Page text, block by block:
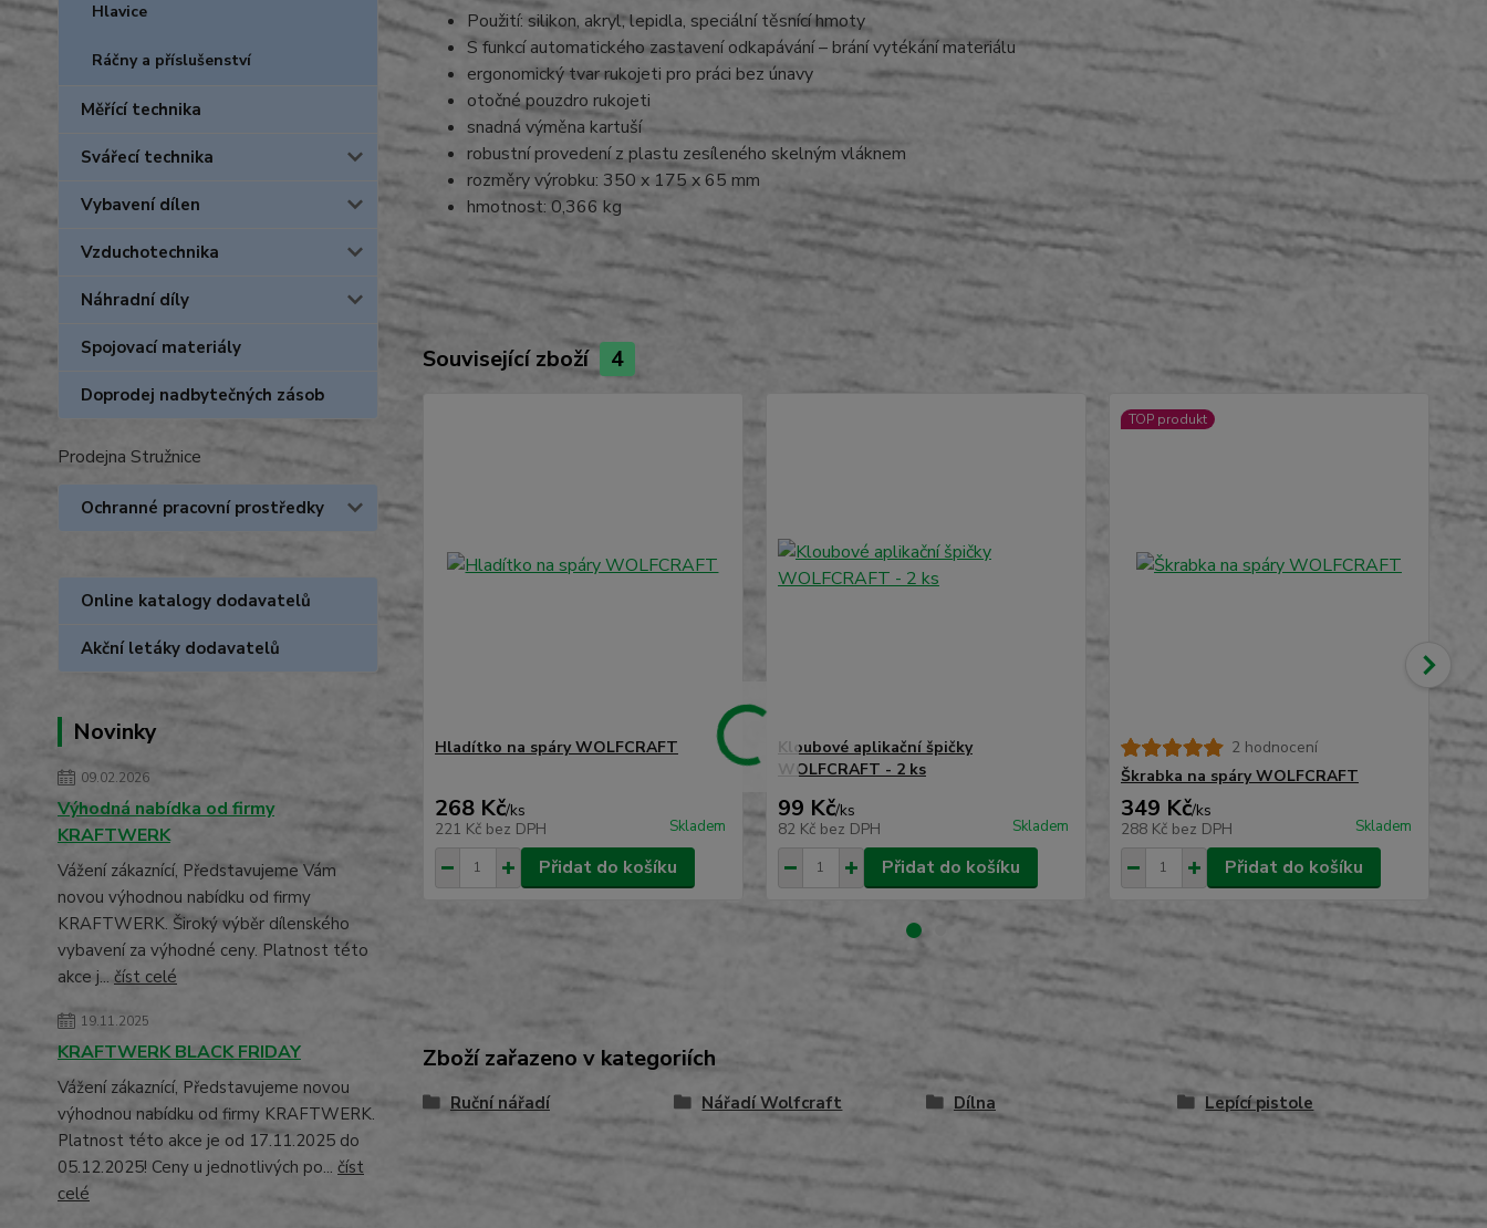
Hlavice
Ráčny a příslušenství
Měřící technika
Svářecí technika
Vybavení dílen
Vzduchotechnika
Náhradní díly
Spojovací materiály
Doprodej nadbytečných zásob
Prodejna Stružnice
Ochranné pracovní prostředky
Online katalogy dodavatelů
Akční letáky dodavatelů
Novinky
09.02.2026
Výhodná nabídka od firmy
KRAFTWERK
Vážení zákaznící, Představujeme Vám
novou výhodnou nabídku od firmy
KRAFTWERK. Široký výběr dílenského
vybavení za výhodné ceny. Platnost této
akce j... číst celé
19.11.2025
KRAFTWERK BLACK FRIDAY
Vážení zákaznící, Představujeme novou
výhodnou nabídku od firmy KRAFTWERK.
Platnost této akce je od 17.11.2025 do
05.12.2025! Ceny u jednotlivých po... číst
celé
Použití: silikon, akryl, lepidla, speciální těsnící hmoty
S funkcí automatického zastavení odkapávání – brání vytékání materiálu
ergonomický tvar rukojeti pro práci bez únavy
otočné pouzdro rukojeti
snadná výměna kartuší
robustní provedení z plastu zesíleného skelným vláknem
rozměry výrobku: 350 x 175 x 65 mm
hmotnost: 0,366 kg
Související zboží 4
Hladítko na spáry WOLFCRAFT
268 Kč/ks
221 Kč bez DPH Skladem
Přidat do košíku
Kloubové aplikační špičky
WOLFCRAFT - 2 ks
99 Kč/ks
82 Kč bez DPH Skladem
Přidat do košíku
TOP produkt
2 hodnocení
Škrabka na spáry WOLFCRAFT
349 Kč/ks
288 Kč bez DPH Skladem
Přidat do košíku
Zboží zařazeno v kategoriích
Ruční nářadí Nářadí Wolfcraft Dílna Lepící pistole